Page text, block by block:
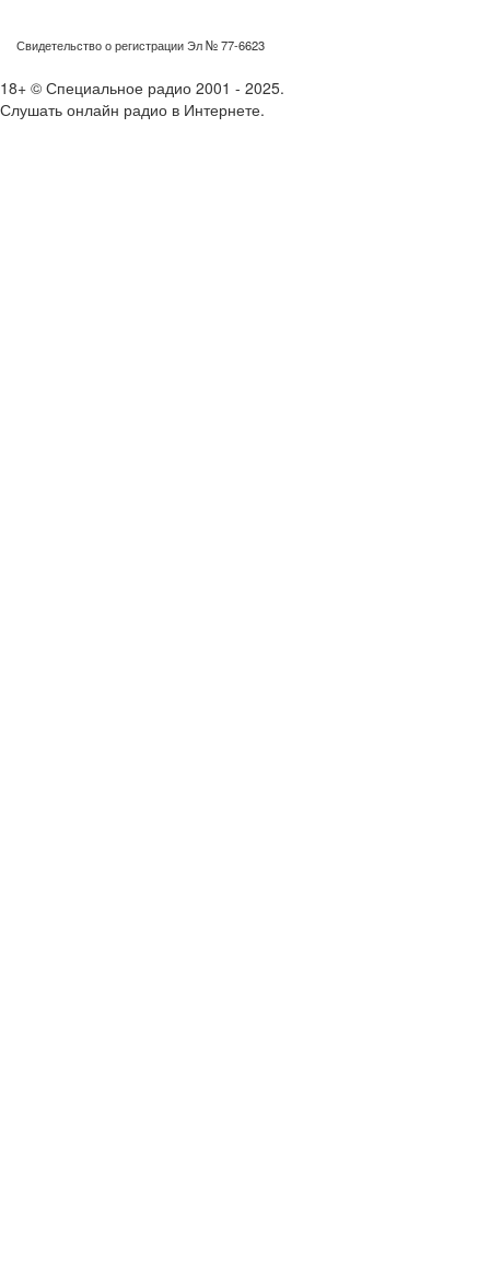
Свидетельство о регистрации Эл № 77-6623
18+ © Специальное радио 2001 - 2025.
Слушать онлайн радио в Интернете.